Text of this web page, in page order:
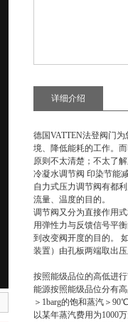
详细介绍
德国VATTEN法登阀门
境、降低能耗的工作。
原则不太清楚；不太了
冷凝水调节阀 印染节能
自力式压力调节阀有都
流量、温度的目的。
调节阀又分为直接作用
用弹性力与反馈信号平
到改变阀开度的目的。
装置）由孔板两端取出
按照能级品位的高低进
能源按照能级品位分有
＞1barg的饱和蒸汽＞
以某年蒸汽费用为1000